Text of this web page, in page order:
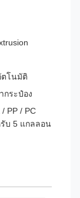
ตโนมัติ
กระป๋อง
PP / PC
รับ 5 แกลลอน